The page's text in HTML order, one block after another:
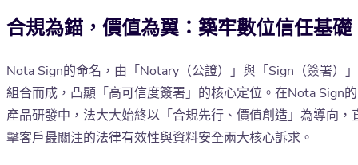
合規為錨，價值為翼：築牢數位信任基礎
Nota Sign的命名，由「Notary（公證）」與「Sign（簽署）」
組合而成，凸顯「高可信度簽署」的核心定位。在Nota Sign的
產品研發中，法大大始終以「合規先行、價值創造」為導向，
擊客戶最關注的法律有效性與資料安全兩大核心訴求。